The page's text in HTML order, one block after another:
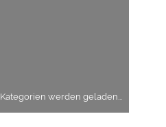
Kategorien werden geladen...